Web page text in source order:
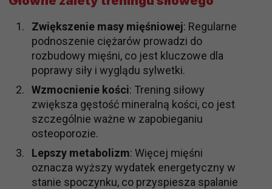
Zwiększenie masy mięśniowej: Regularne
podnoszenie ciężarów prowadzi do
rozbudowy mięśni, co jest kluczowe dla
poprawy siły i wyglądu sylwetki.
Wzmocnienie kości: Trening siłowy
zwiększa gęstość mineralną kości, co jest
szczególnie ważne w zapobieganiu
osteoporozie.
Lepszy metabolizm: Więcej mięśni
oznacza wyższy wydatek energetyczny w
stanie spoczynku, co przyspiesza spalanie